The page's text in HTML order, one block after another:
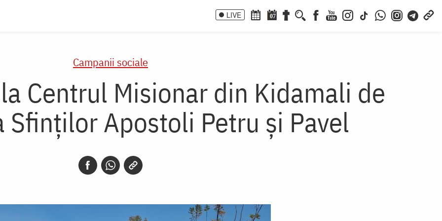
LIVE 07
Campanii sociale
Centrul Misionar din Kidamali de
Sfinților Apostoli Petru și Pavel